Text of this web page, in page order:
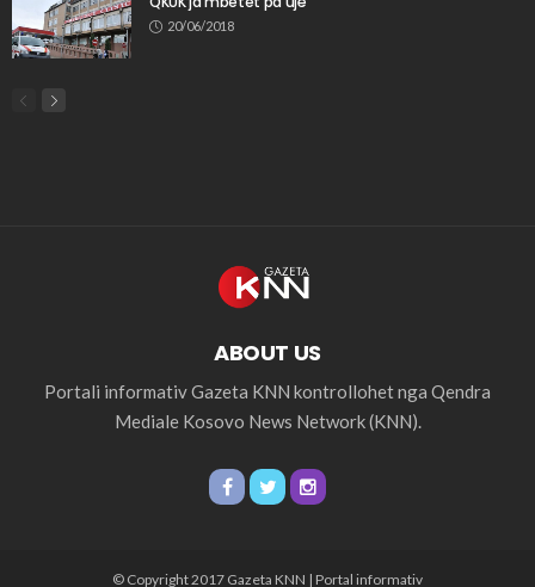
20/06/2018
ABOUT US
Portali informativ Gazeta KNN kontrollohet nga Qendra
Mediale Kosovo News Network (KNN).
© Copyright 2017 Gazeta KNN | Portal informativ